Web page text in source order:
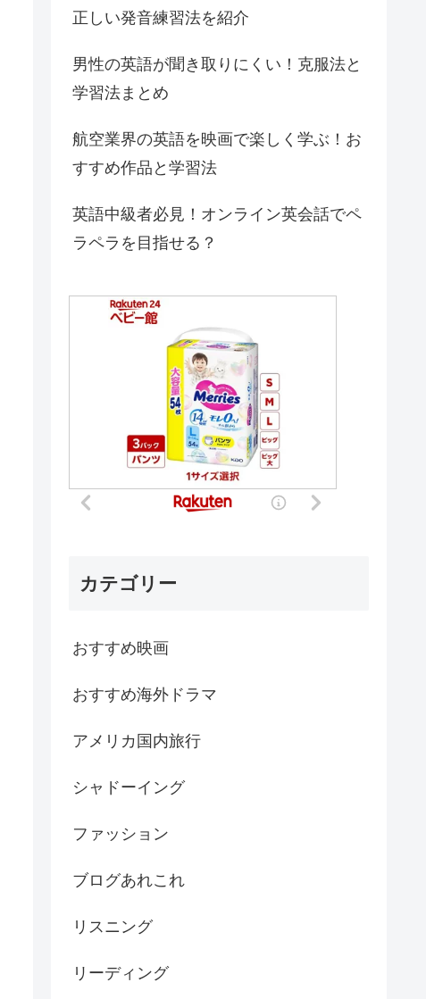
正しい発音練習法を紹介
男性の英語が聞き取りにくい！克服法と
学習法まとめ
航空業界の英語を映画で楽しく学ぶ！お
すすめ作品と学習法
英語中級者必見！オンライン英会話でペ
ラペラを目指せる？
カテゴリー
おすすめ映画
おすすめ海外ドラマ
アメリカ国内旅行
シャドーイング
ファッション
ブログあれこれ
リスニング
リーディング